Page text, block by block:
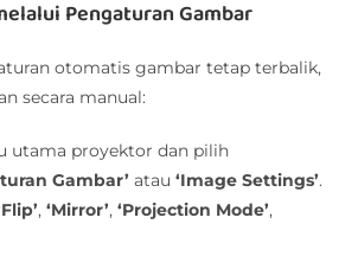
Pengaturan Gambar
otomatis gambar tetap terbalik,
secara manual:
utama proyektor dan pilih
Gambar’ atau‘Image Settings’.
,‘Mirror’,‘Projection Mode’,